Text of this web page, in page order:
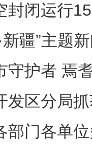
封闭运行
新疆”主题
守护者 焉
发区分局
部门各单